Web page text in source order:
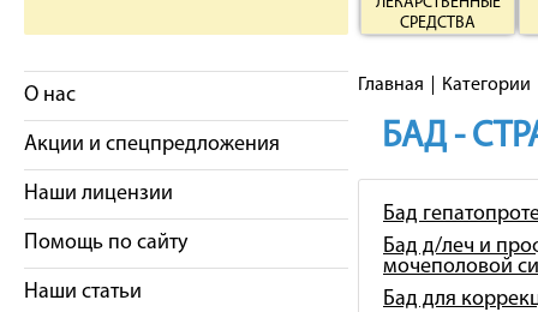
СРЕДСТВА
О нас
Акции и спецпредложения
Наши лицензии
Помощь по сайту
Наши статьи
Главная Категории
БАД -
Бад
Бад д/леч и
мочеполовой
Бад для